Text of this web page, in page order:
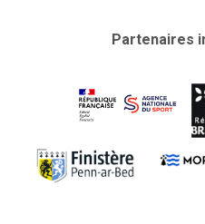
PALMARÈS
Partenaires